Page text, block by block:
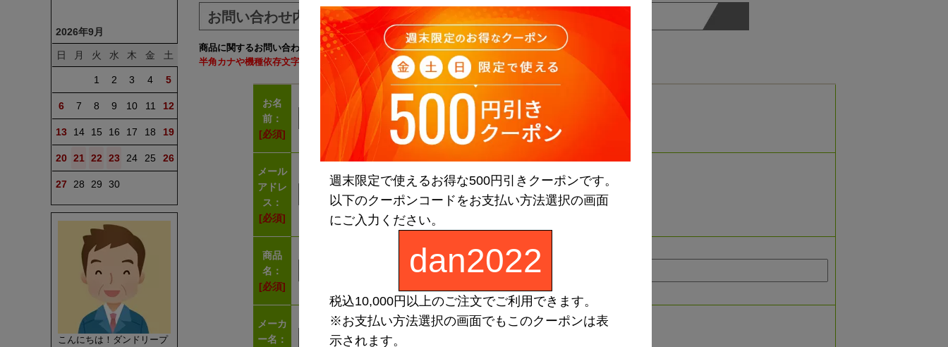
2026年9月
日 月 火 水 木 金 土
1 2 3 4 5
6 7 8 9 10 11 12
13 14 15 16 17 18 19
20 21 22 23 24 25 26
27 28 29 30
こんにちは！ダンドリープ
お問い合わせ内容
商品に関するお問い合わせはこちらのフォームからお願いいたします。
半角カナや機種依存文字（絵文字）を使わないでください。
お名
前：
[必須]
メール
アドレ
ス：
[必須]
商品
名：
[必須]
メーカ
ー名：
週末限定で使えるお得な500円引きクーポンです。
以下のクーポンコードをお支払い方法選択の画面
にご入力ください。
dan2022
税込10,000円以上のご注文でご利用できます。
※お支払い方法選択の画面でもこのクーポンは表
示されます。